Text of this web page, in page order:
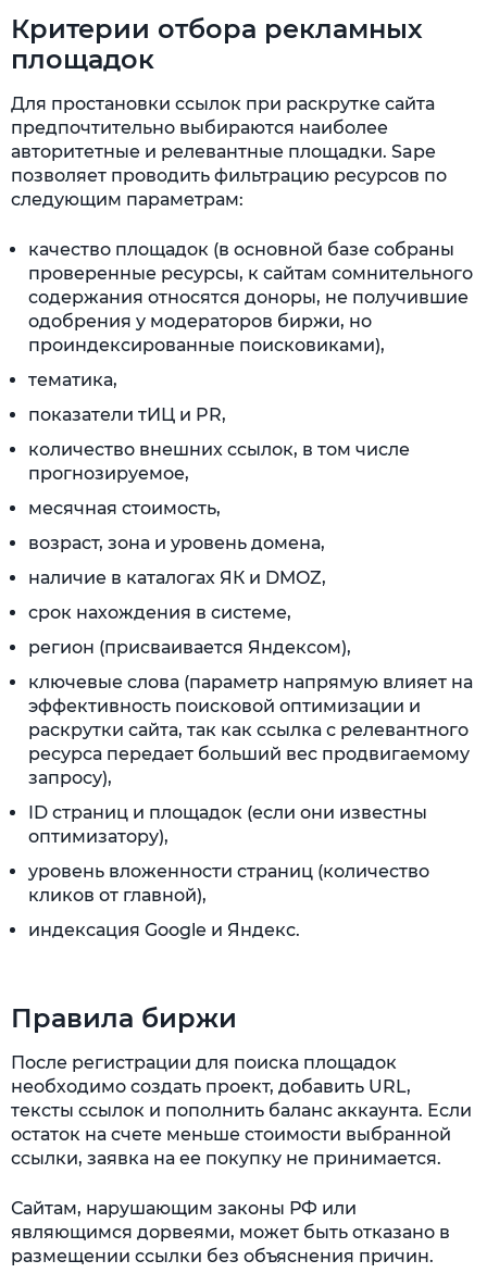
Критерии отбора рекламных
площадок
Для простановки ссылок при раскрутке сайта
предпочтительно выбираются наиболее
авторитетные и релевантные площадки. Sape
позволяет проводить фильтрацию ресурсов по
следующим параметрам:
качество площадок (в основной базе собраны
проверенные ресурсы, к сайтам сомнительного
содержания относятся доноры, не получившие
одобрения у модераторов биржи, но
проиндексированные поисковиками),
тематика,
показатели тИЦ и PR,
количество внешних ссылок, в том числе
прогнозируемое,
месячная стоимость,
возраст, зона и уровень домена,
наличие в каталогах ЯК и DMOZ,
срок нахождения в системе,
регион (присваивается Яндексом),
ключевые слова (параметр напрямую влияет на
эффективность поисковой оптимизации и
раскрутки сайта, так как ссылка с релевантного
ресурса передает больший вес продвигаемому
запросу),
ID страниц и площадок (если они известны
оптимизатору),
уровень вложенности страниц (количество
кликов от главной),
индексация Google и Яндекс.
Правила биржи
После регистрации для поиска площадок
необходимо создать проект, добавить URL,
тексты ссылок и пополнить баланс аккаунта. Если
остаток на счете меньше стоимости выбранной
ссылки, заявка на ее покупку не принимается.
Сайтам, нарушающим законы РФ или
являющимся дорвеями, может быть отказано в
размещении ссылки без объяснения причин.